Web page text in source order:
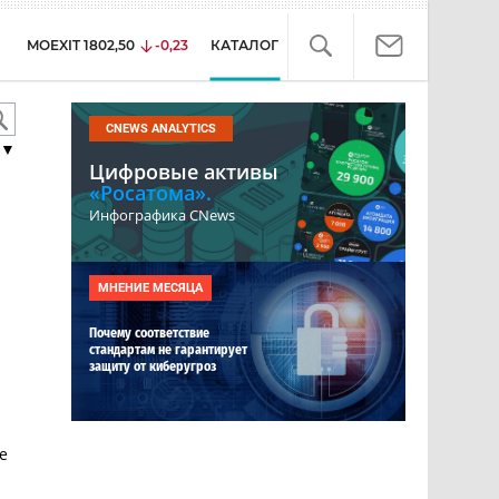
MOEXIT 1802,50 -0,23 КАТАЛОГ
CNEWS ANALYTICS
Цифровые активы
«Росатома».
Инфографика CNews
МНЕНИЕ МЕСЯЦА
Почему соответствие
стандартам не гарантирует
защиту от киберугроз